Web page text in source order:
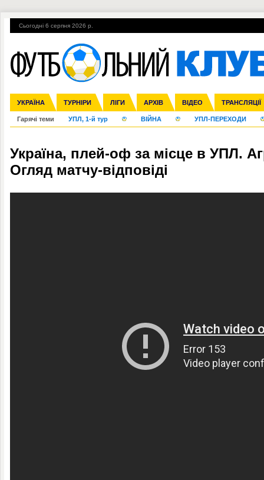
Сьогодні 6 серпня 2026 р.
УКРАЇНА ТУРНІРИ ЛІГИ АРХІВ ВІДЕО ТРАНСЛЯЦІЇ
Збірна Прем'єр-ліга Перша ліга Друга ліга Кубок України
Ліга чемпіонів Ліга Європи Міжнародні Ліга націй Ліга
Англія Іспанія Італія Німеччина Франція Інші
ЧС-2014 ЄВРО-2016 Росія Кубок конфедерацій ЧЄ-2015 (U-
Гарячі теми УПЛ, 1-й тур ВІЙНА УПЛ-ПЕРЕХОДИ
Україна, плей-оф за місце в УПЛ.
Огляд матчу-відповіді